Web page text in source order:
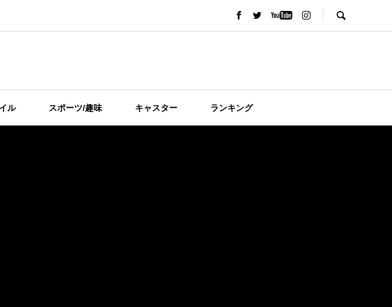
ル スポーツ/趣味 キャスター ランキング